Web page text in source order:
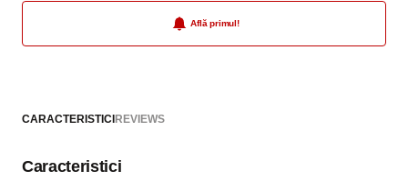
Află primul!
CARACTERISTICIREVIEWS
Caracteristici